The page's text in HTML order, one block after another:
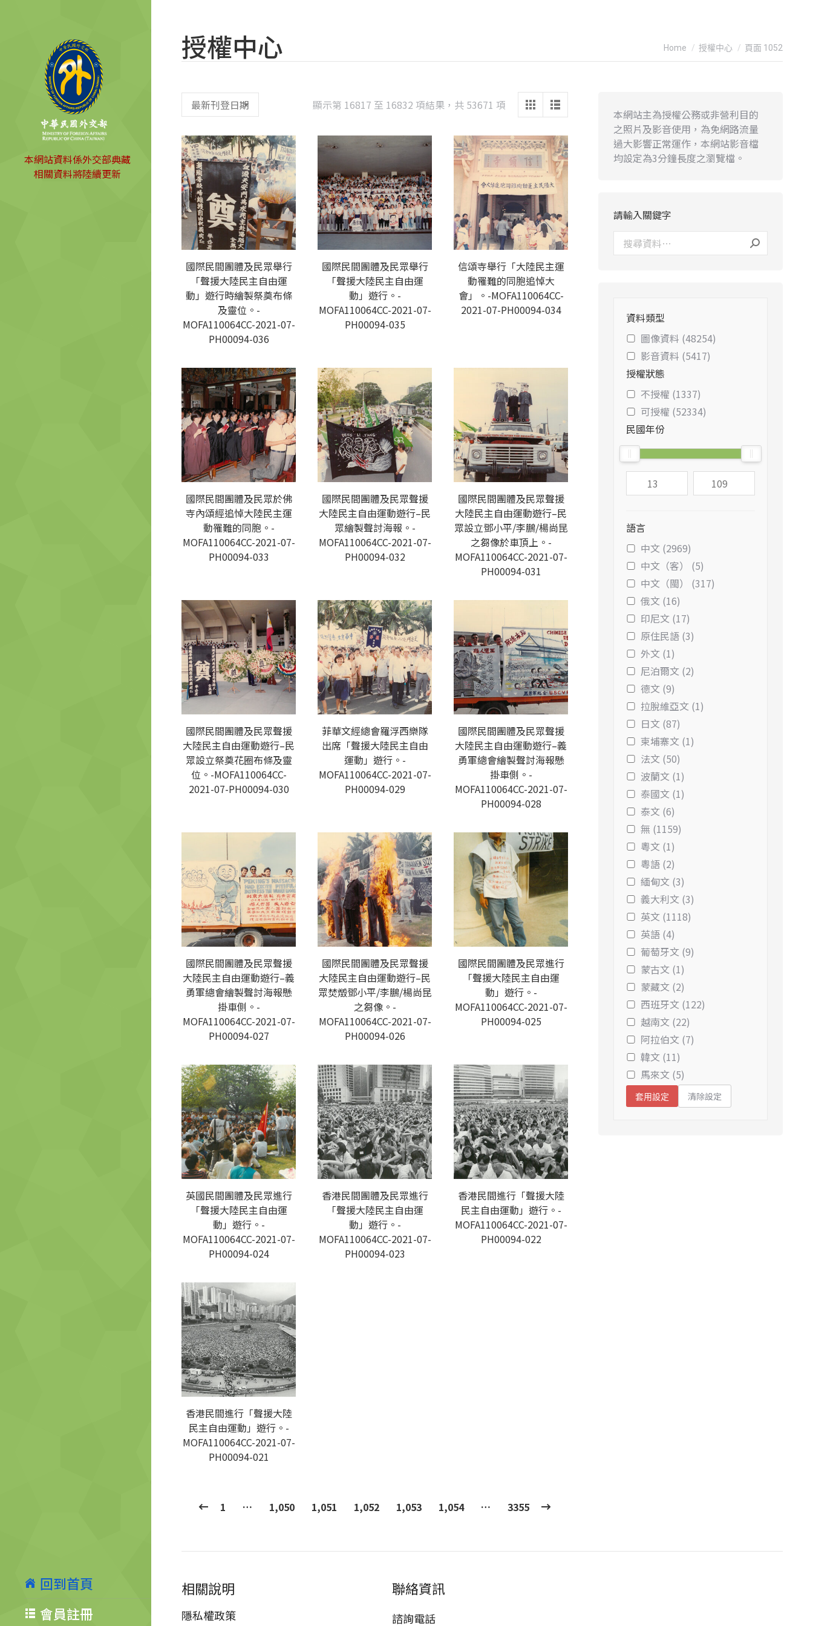
本網站資料係外交部典藏
相關資料將陸續更新
回到首頁
會員註冊
授權中心 You are here:
Home 授權中心 頁面 1052
顯示第 16817 至 16832 項結果，共 53671 項 Sorted
latest
國際民間團體及民眾舉行
「聲援大陸民主自由運
動」遊行時繪製祭奠布條
及靈位。-
MOFA110064CC-2021-07-
PH00094-036
國際民間團體及民眾舉行
「聲援大陸民主自由運
動」遊行。-
MOFA110064CC-2021-07-
PH00094-035
信頌寺舉行「大陸民主運
動罹難的同胞追悼大
會」。-MOFA110064CC-
2021-07-PH00094-034
國際民間團體及民眾於佛
寺內頌經追悼大陸民主運
動罹難的同胞。-
MOFA110064CC-2021-07-
PH00094-033
國際民間團體及民眾聲援
大陸民主自由運動遊行–民
眾繪製聲討海報。-
MOFA110064CC-2021-07-
PH00094-032
國際民間團體及民眾聲援
大陸民主自由運動遊行–民
眾設立鄧小平/李鵬/楊尚昆
之芻像於車頂上。-
MOFA110064CC-2021-07-
PH00094-031
國際民間團體及民眾聲援
大陸民主自由運動遊行–民
眾設立祭奠花圈布條及靈
位。-MOFA110064CC-
2021-07-PH00094-030
菲華文經總會羅浮西樂隊
出席「聲援大陸民主自由
運動」遊行。-
MOFA110064CC-2021-07-
PH00094-029
國際民間團體及民眾聲援
大陸民主自由運動遊行–義
勇軍總會繪製聲討海報懸
掛車側。-
MOFA110064CC-2021-07-
PH00094-028
國際民間團體及民眾聲援
大陸民主自由運動遊行–義
勇軍總會繪製聲討海報懸
掛車側。-
MOFA110064CC-2021-07-
PH00094-027
國際民間團體及民眾聲援
大陸民主自由運動遊行–民
眾焚燬鄧小平/李鵬/楊尚昆
之芻像。-
MOFA110064CC-2021-07-
PH00094-026
國際民間團體及民眾進行
「聲援大陸民主自由運
動」遊行。-
MOFA110064CC-2021-07-
PH00094-025
英國民間團體及民眾進行
「聲援大陸民主自由運
動」遊行。-
MOFA110064CC-2021-07-
PH00094-024
香港民間團體及民眾進行
「聲援大陸民主自由運
動」遊行。-
MOFA110064CC-2021-07-
PH00094-023
香港民間進行「聲援大陸
民主自由運動」遊行。-
MOFA110064CC-2021-07-
PH00094-022
香港民間進行「聲援大陸
民主自由運動」遊行。-
MOFA110064CC-2021-07-
PH00094-021
1 … 1,050 1,051 1,052 1,053 1,054 … 3355
本網站主為授權公務或非營利目的
之照片及影音使用，為免網路流量
過大影響正常運作，本網站影音檔
均設定為3分鐘長度之瀏覽檔。
請輸入關鍵字
資料類型
圖像資料 (48254)
影音資料 (5417)
授權狀態
不授權 (1337)
可授權 (52334)
民國年份
語言
中文 (2969)
中文（客） (5)
中文（閩） (317)
俄文 (16)
印尼文 (17)
原住民語 (3)
外文 (1)
尼泊爾文 (2)
德文 (9)
拉脫維亞文 (1)
日文 (87)
柬埔寨文 (1)
法文 (50)
波蘭文 (1)
泰國文 (1)
泰文 (6)
無 (1159)
粵文 (1)
粵語 (2)
緬甸文 (3)
義大利文 (3)
英文 (1118)
英語 (4)
葡萄牙文 (9)
蒙古文 (1)
蒙藏文 (2)
西班牙文 (122)
越南文 (22)
阿拉伯文 (7)
韓文 (11)
馬來文 (5)
套用設定 清除設定
相關說明
隱私權政策
聯絡資訊
諮詢電話